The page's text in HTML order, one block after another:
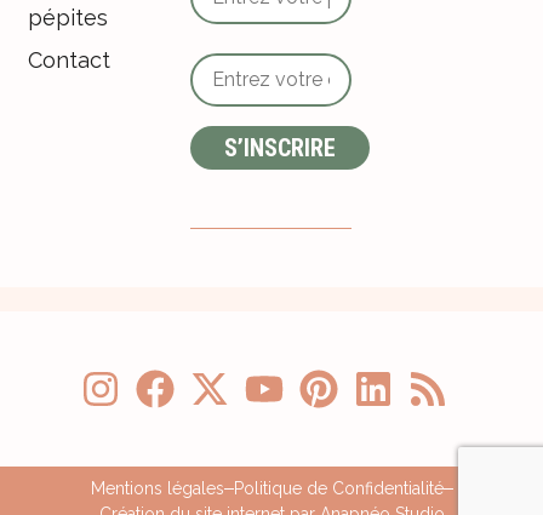
pépites
Contact
Mentions légales Politique de Confidentialité